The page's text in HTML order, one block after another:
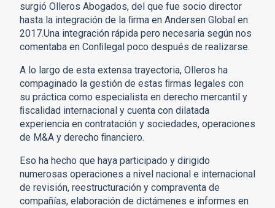
surgió Olleros Abogados, del que fue socio director
hasta la integración de la ﬁrma en Andersen Global en
2017.Una integración rápida pero necesaria según nos
comentaba en Conﬁlegal poco después de realizarse.
A lo largo de esta extensa trayectoria, Olleros ha
compaginado la gestión de estas ﬁrmas legales con
su práctica como especialista en derecho mercantil y
ﬁscalidad internacional y cuenta con dilatada
experiencia en contratación y sociedades, operaciones
de M&A y derecho ﬁnanciero.
Eso ha hecho que haya participado y dirigido
numerosas operaciones a nivel nacional e internacional
de revisión, reestructuración y compraventa de
compañías, elaboración de dictámenes e informes en